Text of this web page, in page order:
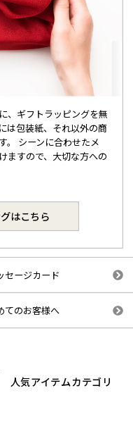
、ギフトラッピングを無
は包装紙、それ以外の商
。 シーンに合わせたメ
ますので、大切な方への
はこちら
セージカード
てのお客様へ
人気アイテムカテゴリ